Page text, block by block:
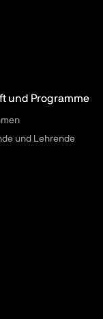
und Programme
und Lehrende